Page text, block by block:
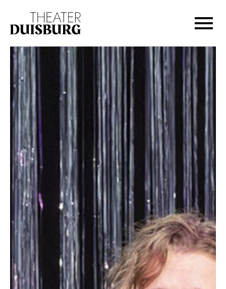
Zur Hauptnavigation springen
Zum Footer springen